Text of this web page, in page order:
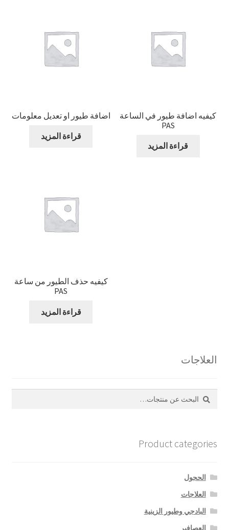
اضافة طيور او تعديل معلومات
قراءة المزيد
كيفيه اضافة طيور في الساعة
PAS
قراءة المزيد
كيفيه حذف الطيور من ساعة
PAS
قراءة المزيد
العلاجات
البحث
عن:
بحث
Product categories
الحجول
العلاجات
البادجي وطيور الزينية
العصافير